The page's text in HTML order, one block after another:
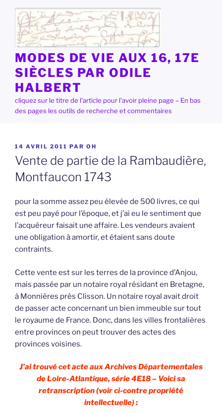
contenu
principal
MODES DE VIE AUX 16, 17E
SIÈCLES PAR ODILE
HALBERT
cliquez sur le titre de l'article pour l'avoir pleine page – En bas
des pages les outils de recherche et commentaires
PUBLIÉ
LE
14 AVRIL 2011 PAR OH
Vente de partie de la Rambaudière,
Montfaucon 1743
pour la somme assez peu élevée de 500 livres, ce qui
est peu payé pour l’époque, et j’ai eu le sentiment que
l’acquéreur faisait une affaire. Les vendeurs avaient
une obligation à amortir, et étaient sans doute
contraints.
Cette vente est sur les terres de la province d’Anjou,
mais passée par un notaire royal résidant en Bretagne,
à Monnières près Clisson. Un notaire royal avait droit
de passer acte concernant un bien immeuble sur tout
le royaume de France. Donc, dans les villes frontalières
entre provinces on peut trouver des actes des
provinces voisines.
J’ai trouvé cet acte aux Archives Départementales
de Loire-Atlantique, série 4E18 – Voici sa
retranscription (voir ci-contre propriété
intellectuelle) :